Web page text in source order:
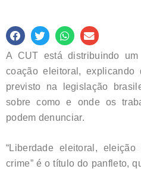
A CUT está distribuindo
coação eleitoral,
previsto na legislação
sobre como e onde os
podem denunciar.
“Liberdade eleitoral,
crime” é o título do panfleto,